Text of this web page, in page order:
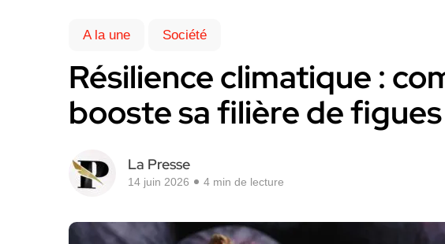
A la une Société
Résilience climatique :
booste sa filière de
La Presse
14 juin 2026 4 min de lecture